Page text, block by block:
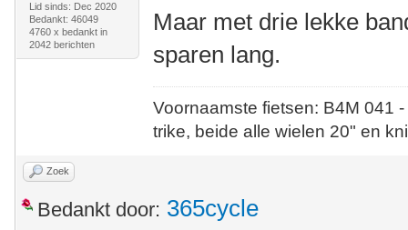
Lid sinds: Dec 2020
Bedankt: 46049
4760 x bedankt in
2042 berichten
Maar met drie lekke
sparen lang.
Voornaamste fietsen: B4M
trike, beide alle wielen 20" en
Zoek
Bedankt door: 365cycle